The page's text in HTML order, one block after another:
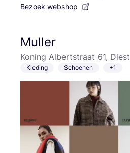
Bezoek webshop
Muller
Koning Albertstraat 61, Diest
Kleding Schoenen +1